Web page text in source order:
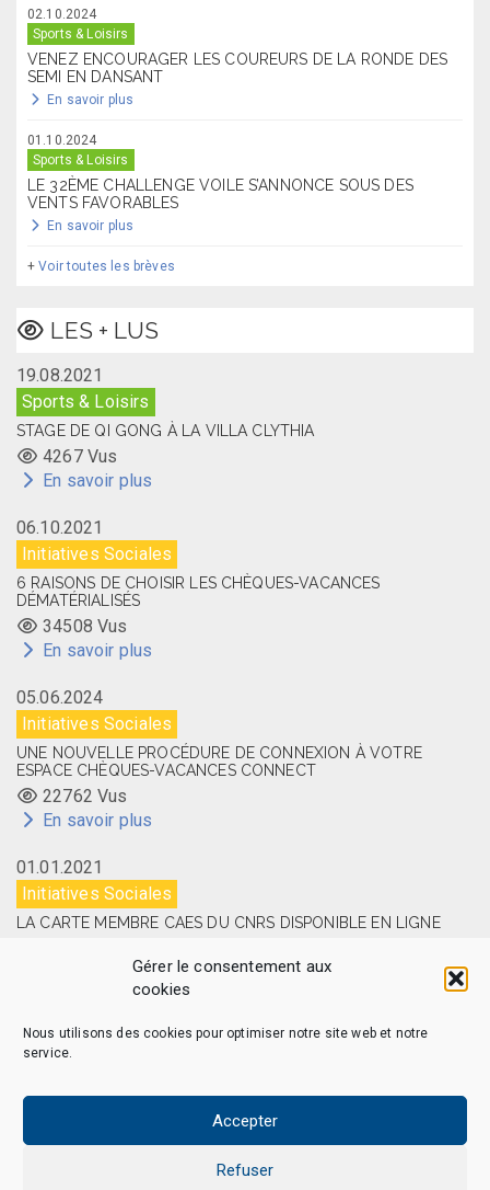
Gérer le consentement aux
cookies
Nous utilisons des cookies pour optimiser notre site web et notre
service.
Accepter
Refuser
02.10.2024
Sports & Loisirs
VENEZ ENCOURAGER LES COUREURS DE LA RONDE DES
SEMI EN DANSANT
En savoir plus
01.10.2024
Sports & Loisirs
LE 32ÈME CHALLENGE VOILE S’ANNONCE SOUS DES
VENTS FAVORABLES
En savoir plus
+Voir toutes les brèves
LES + LUS
19.08.2021
Sports & Loisirs
STAGE DE QI GONG À LA VILLA CLYTHIA
4267 Vus
En savoir plus
06.10.2021
Initiatives Sociales
6 RAISONS DE CHOISIR LES CHÈQUES-VACANCES
DÉMATÉRIALISÉS
34508 Vus
En savoir plus
05.06.2024
Initiatives Sociales
UNE NOUVELLE PROCÉDURE DE CONNEXION À VOTRE
ESPACE CHÈQUES-VACANCES CONNECT
22762 Vus
En savoir plus
01.01.2021
Initiatives Sociales
LA CARTE MEMBRE CAES DU CNRS DISPONIBLE EN LIGNE
En savoir plus
Politique de confidentialité
Politique de cookies (EU)
Nous Contacter